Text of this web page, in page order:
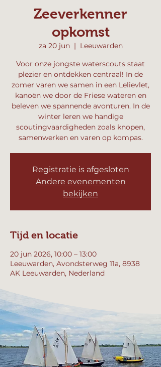
Zeeverkenner
opkomst
za 20 jun
  |
Leeuwarden
Voor onze jongste waterscouts staat
plezier en ontdekken centraal! In de
zomer varen we samen in een Lelievlet,
kanoën we door de Friese wateren en
beleven we spannende avonturen. In de
winter leren we handige
scoutingvaardigheden zoals knopen,
samenwerken en varen op kompas.
Registratie is afgesloten
Andere evenementen
bekijken
Tijd en locatie
20 jun 2026, 10:00 – 13:00
Leeuwarden, Avondsterweg 11a, 8938
AK Leeuwarden, Nederland
za 08 aug, 10:00
za 15 aug, 10:00
za 22 aug, 10:00
Bekijk alle 358 datums